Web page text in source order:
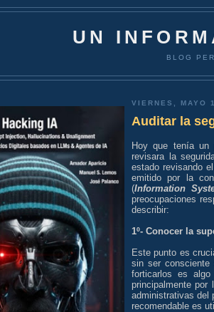
UN
BLOG
VIERNES, MAYO
Auditar la
Hoy que tenía un
revisara la
estado revisando
emitido por la
(Information
preocupaciones
describir:
1º- Conocer la
Este punto es
sin ser
forticarlos es algo
principalmente
administrativas del
recomendable es